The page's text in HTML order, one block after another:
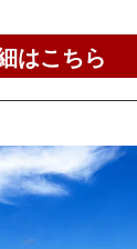
はこちら